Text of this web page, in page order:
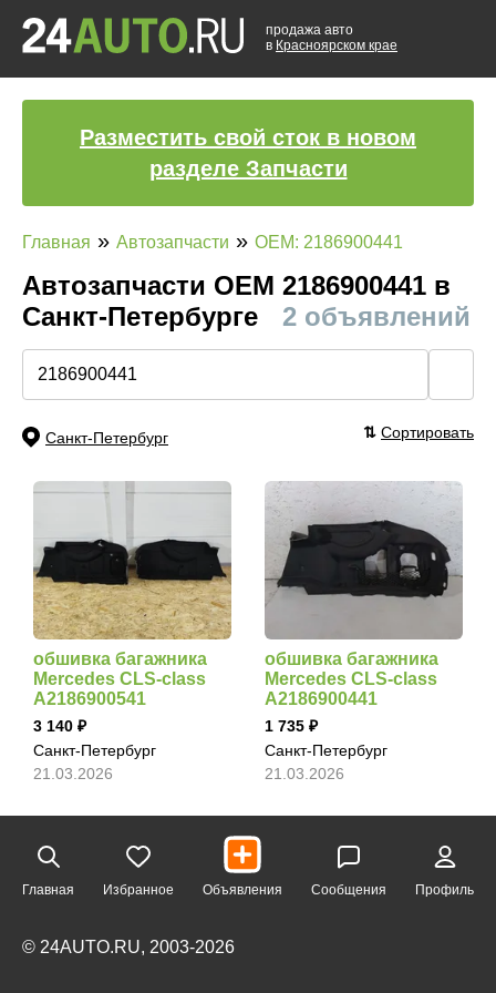
продажа авто
в Красноярском крае
Разместить свой сток в новом
разделе Запчасти
Главная » Автозапчасти » OEM: 2186900441
Автозапчасти ОЕМ 2186900441 в
Санкт-Петербурге
2 объявлений
Санкт-Петербург ⇅ Сортировать
обшивка багажника
Mercedes CLS-class
A2186900541
3 140
Санкт-Петербург
21.03.2026
обшивка багажника
Mercedes CLS-class
A2186900441
1 735
Санкт-Петербург
21.03.2026
Главная Избранное Объявления Сообщения Профиль
© 24AUTO.RU, 2003-2026